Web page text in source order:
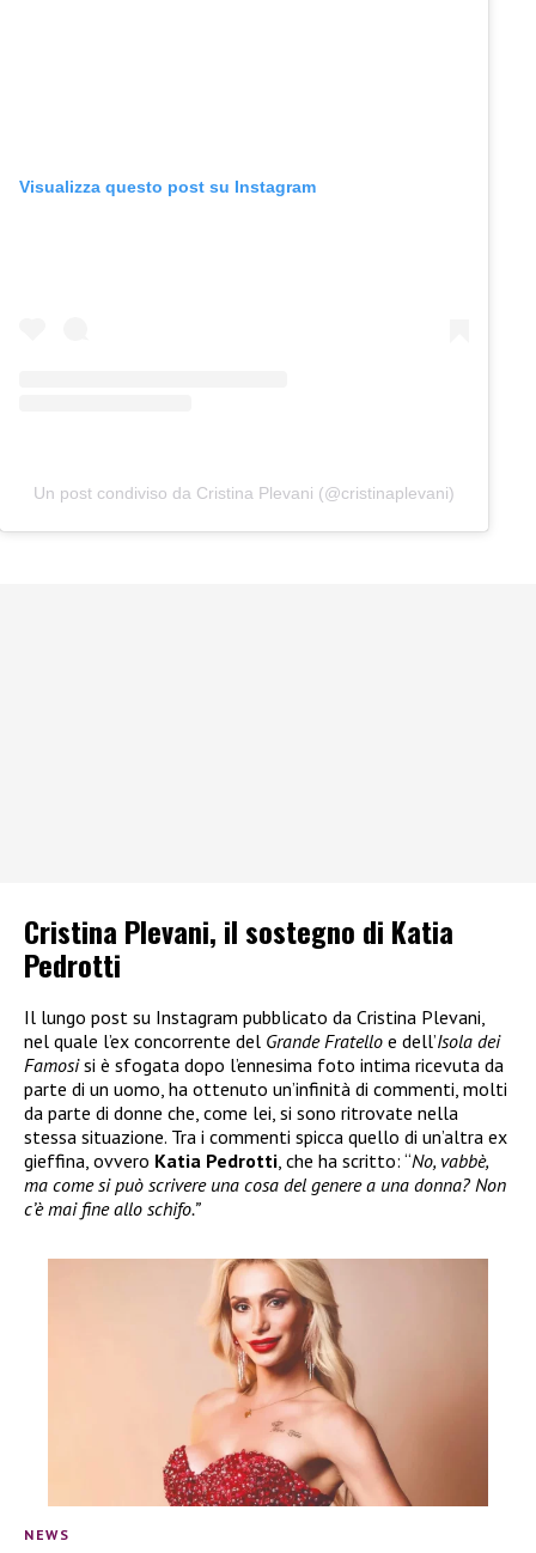
Visualizza questo post su Instagram
Un post condiviso da Cristina Plevani (@cristinaplevani)
Cristina Plevani, il sostegno di Katia
Pedrotti
Il lungo post su Instagram pubblicato da Cristina Plevani,
nel quale l’ex concorrente del Grande Fratello e dell’Isola dei
Famosisi è sfogata dopo l’ennesima foto intima ricevuta da
parte di un uomo, ha ottenuto un’infinità di commenti, molti
da parte di donne che, come lei, si sono ritrovate nella
stessa situazione. Tra i commenti spicca quello di un’altra ex
gieffina, ovvero Katia Pedrotti, che ha scritto: “No, vabbè,
ma come si può scrivere una cosa del genere a una donna? Non
c’è mai fine allo schifo.”
NEWS